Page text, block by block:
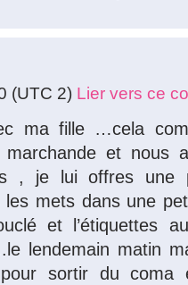
(UTC 2) Lier vers ce
ma fille …cela
et nous
, je lui offres une
les mets dans une
et l’étiquettes
lendemain matin
sortir du